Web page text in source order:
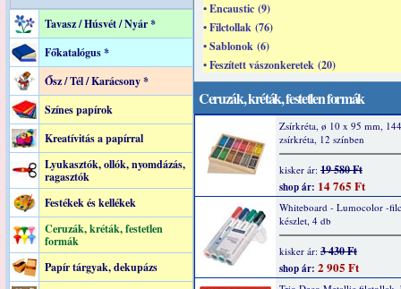
Tavasz / Húsvét / Nyár *
Főkatalógus *
Ősz / Tél / Karácsony *
Színes papírok
Kreatívitás a papírral
Lyukasztók, ollók, nyomdázás,
ragasztók
Festékek és kellékek
Ceruzák, kréták, festetlen
formák
Papír tárgyak, dekupázs
• Encaustic (9)
• Filctollak (76)
• Sablonok (6)
• Feszített vászonkeretek (20)
Ceruzák, kréták, festetlen formák
Zsírkréta, ø 10 x 95 mm,
zsírkréta, 12 színben
kisker ár: 19 580 Ft
shop ár: 14 765 Ft
Whiteboard - Lumocolor -
készlet, 4 db
kisker ár: 3 430 Ft
shop ár: 2 905 Ft